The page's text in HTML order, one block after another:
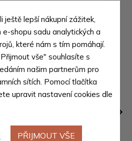
dámského
Murakami
ještě lepší nákupní zážitek,
shopu sadu analytických a
které nám s tím pomáhají.
vše" souhlasíte s
našim partnerům pro
sítích. Pomocí tlačítka
upravit nastavení cookies dle
PŘIJMOUT VŠE